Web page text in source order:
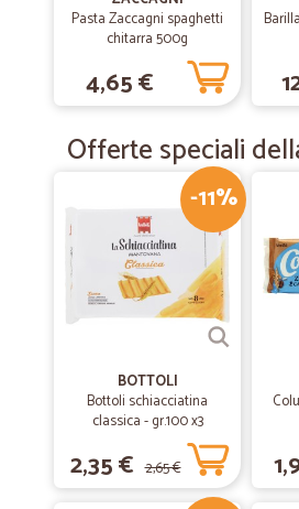
Pasta Zaccagni spaghetti
chitarra 500g
4,65 €
Offerte speciali
-11%
BOTTOLI
Bottoli schiacciatina
classica - gr.100 x3
2,35 € 2,65 €